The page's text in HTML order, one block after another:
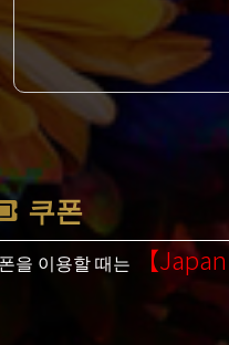
쿠폰
을 이용할 때는 【